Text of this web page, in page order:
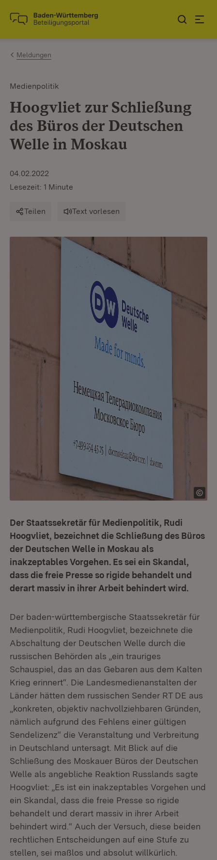
Zum Inhalt springen
Link zur Startseite
Meldungen
Medienpolitik
Hoogvliet zur Schließung
des Büros der Deutschen
Welle in Moskau
04.02.2022
Lesezeit: 1 Minute
Teilen Text vorlesen
Der Staatssekretär für Medienpolitik, Rudi
Hoogvliet, bezeichnet die Schließung des Büros
der Deutschen Welle in Moskau als
inakzeptables Vorgehen. Es sei ein Skandal,
dass die freie Presse so rigide behandelt und
derart massiv in ihrer Arbeit behindert wird.
Der baden-württembergische Staatssekretär für
Medienpolitik, Rudi Hoogvliet, bezeichnete die
Abschaltung der Deutschen Welle durch die
russischen Behörden als „ein trauriges
Schauspiel, das an das Gebaren aus dem Kalten
Krieg erinnert“. Die Landesmedienanstalten der
Länder hätten dem russischen Sender RT DE aus
„konkreten, objektiv nachvollziehbaren Gründen,
nämlich aufgrund des Fehlens einer gültigen
Sendelizenz“ die Veranstaltung und Verbreitung
in Deutschland untersagt. Mit Blick auf die
Schließung des Moskauer Büros der Deutschen
Welle als angebliche Reaktion Russlands sagte
Hoogvliet: „Es ist ein inakzeptables Vorgehen und
ein Skandal, dass die freie Presse so rigide
behandelt und derart massiv in ihrer Arbeit
behindert wird.“ Auch der Versuch, diese beiden
rechtlichen Entscheidungen auf eine Stufe zu
stellen, sei maßlos und absolut willkürlich.